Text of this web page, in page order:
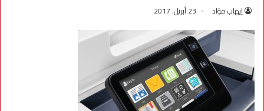
إيهاب فؤاد 23 أبريل، 2017